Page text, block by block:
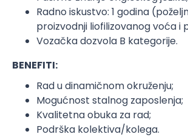
Radno iskustvo: 1 godina
proizvodnji liofilizovanog voća i
Vozačka dozvola B kategorije.
BENEFITI:
Rad u dinamičnom okruženju;
Mogućnost stalnog zaposlenja;
Kvalitetna obuka za rad;
Podrška kolektiva/kolega.